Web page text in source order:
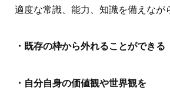
適度な常識、能力、知識を備えなが
・既存の枠から外れることができる
・自分自身の価値観や世界観を